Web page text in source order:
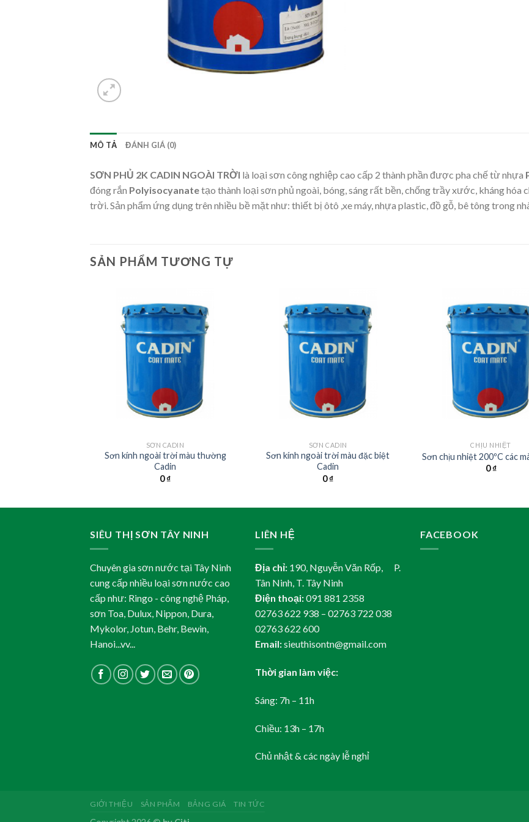
MÔ TẢ ĐÁNH GIÁ (0)
SƠN PHỦ 2K CADIN NGOÀI TRỜI là loại sơn công nghiệp cao cấp 2 thành phần được pha chế từ nhựa
đóng rắn Polyisocyanatetạo thành loại sơn phủ ngoài, bóng, sáng rất bền, chống trầy xước, kháng
trời. Sản phẩm ứng dụng trên nhiều bề mặt như: thiết bị ôtô ,xe máy, nhựa plastic, đồ gỗ, bê tông trong
SẢN PHẨM TƯƠNG TỰ
SƠN CADIN
Sơn kính ngoài trời màu thường
Cadin
0₫
SƠN CADIN
Sơn kính ngoài trời màu đặc biệt
Cadin
0₫
CHỊU NHIỆT
Sơn chịu nhiệt 200ºC các
0₫
SIÊU THỊ SƠN TÂY NINH
Chuyên gia sơn nước tại Tây Ninh
cung cấp nhiều loại sơn nước cao
cấp như: Ringo - công nghệ Pháp,
sơn Toa, Dulux, Nippon, Dura,
Mykolor, Jotun, Behr, Bewin,
Hanoi...vv...
LIÊN HỆ
Địa chỉ: 190, Nguyễn Văn Rốp, P.
Tân Ninh, T. Tây Ninh
Điện thoại:091 881 2358
02763 622 938 – 02763 722 038
02763 622 600
Email:sieuthisontn@gmail.com
Thời gian làm việc:
Sáng: 7h – 11h
Chiều: 13h – 17h
Chủ nhật & các ngày lễ nghỉ
FACEBOOK
GIỚI THIỆU SẢN PHẨM BẢNG GIÁ TIN TỨC